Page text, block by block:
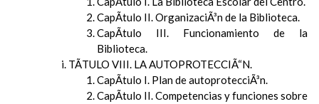
CapÃ­tulo II. OrganizaciÃ³n de la Biblioteca.
CapÃ­tulo III. Funcionamiento de la
Biblioteca.
TÃTULO VIII. LA AUTOPROTECCIÃ“N.
CapÃ­tulo I. Plan de autoprotecciÃ³n.
CapÃ­tulo II. Competencias y funciones sobre